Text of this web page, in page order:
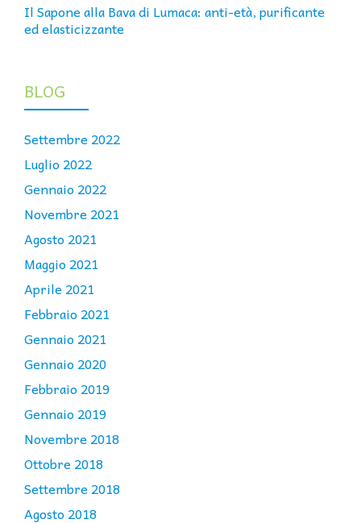
Il Sapone alla Bava di Lumaca: anti-età, purificante
ed elasticizzante
BLOG
Settembre 2022
Luglio 2022
Gennaio 2022
Novembre 2021
Agosto 2021
Maggio 2021
Aprile 2021
Febbraio 2021
Gennaio 2021
Gennaio 2020
Febbraio 2019
Gennaio 2019
Novembre 2018
Ottobre 2018
Settembre 2018
Agosto 2018